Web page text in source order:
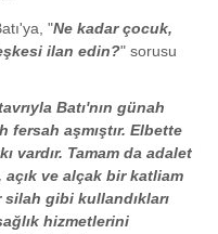
"Ne kadar çocuk,
ilan edin?" sorusu
Batı'nın günah
aşmıştır. Elbette
vardır. Tamam da adalet
ve alçak bir katliam
silah gibi kullandıkları
hizmetlerini